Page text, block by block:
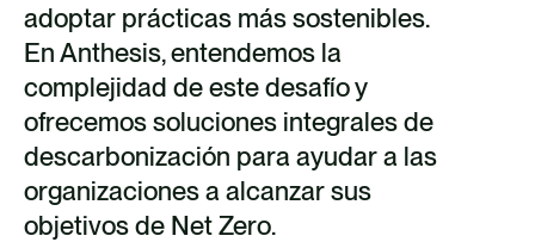
L
i
n
k
e
F
a
c
e
b
o
X
E
m
a
i
l
adoptar prácticas más sostenibles.
En Anthesis, entendemos la
complejidad de este desafío y
ofrecemos soluciones integrales de
descarbonización para ayudar a las
organizaciones a alcanzar sus
objetivos de Net Zero.